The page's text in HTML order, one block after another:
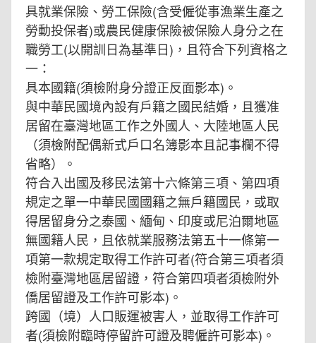
具就業保險、勞工保險(含受僱從事漁業生產之
勞動投保者)或農民健康保險被保險人身分之在
職勞工(以開訓日為基準日)，且符合下列資格之
一：
具本國籍(須檢附身分證正反面影本)。
與中華民國境內設有戶籍之國民結婚，且獲准
居留在臺灣地區工作之外國人、大陸地區人民
（須檢附配偶新式戶口名簿影本且記事欄不得
省略）。
符合入出國及移民法第十六條第三項、第四項
規定之單一中華民國國籍之無戶籍國民，或取
得居留身分之泰國、緬甸、印度或尼泊爾地區
無國籍人民，且依就業服務法第五十一條第一
項第一款規定取得工作許可者(符合第三項者須
檢附臺灣地區居留證，符合第四項者須檢附外
僑居留證及工作許可影本)。
跨國（境）人口販運被害人，並取得工作許可
者(須檢附臨時停留許可證及聘僱許可影本)。